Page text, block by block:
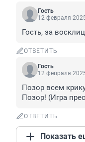
Гость
12 февраля
Гость, за
ОТВЕТИТЬ
Гость
12 февраля
Позор всем
Позор! (Игра
ОТВЕТИТЬ
Показать